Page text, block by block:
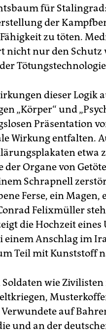
für
der
zu töten.
nicht nur den Schutz
dieser Logik
„Körper“ und
Präsentation
Wirkung entfalten.
etwa
der Organe von
Schrapnell
Ferse, ein
Felixmüller
die Hochzeit
einem Anschlag im
Teil mit Kunststoff
Soldaten wie
Verwundete auf
und an der